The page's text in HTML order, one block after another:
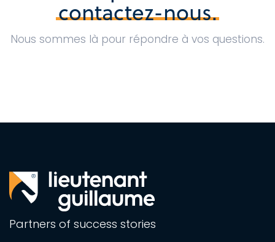
contactez-nous.
Nous sommes là pour répondre à vos questions.
Partners of success stories